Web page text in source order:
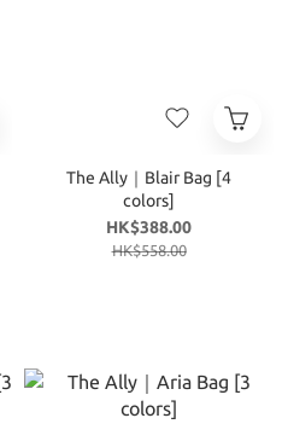
The Ally｜Blair Bag [4
colors]
HK$388.00
HK$558.00